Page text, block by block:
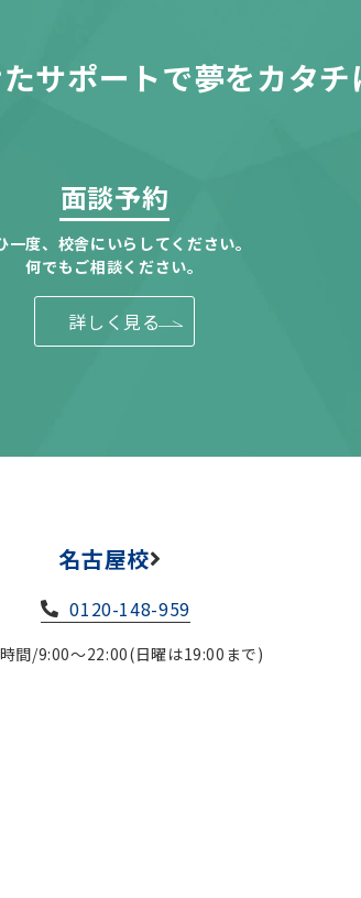
サポートで夢をカタチ
面談予約
一度、校舎にいらしてください。
何でもご相談ください。
詳しく見る
名古屋校
0120-148-959
間/9:00～22:00(日曜は19:00まで)